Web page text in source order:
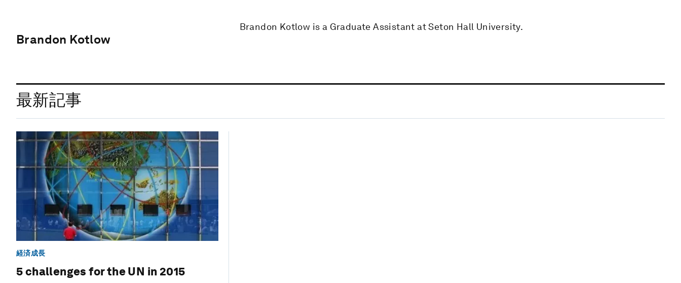
Brandon Kotlow
Brandon Kotlow is a Graduate Assistant at Seton Hall University.
最新記事
経済成長
5 challenges for the UN in 2015